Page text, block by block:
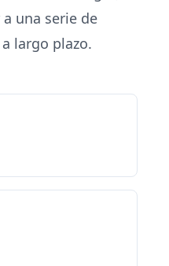
una serie de
largo plazo.